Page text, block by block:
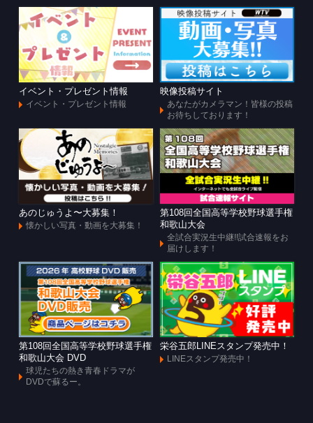
イベント・プレゼント情報
イベント・プレゼント情報
映像投稿サイト
あなたがカメラマン！皆様の投稿
お待ちしております！
あのじゅうよ〜大募集！
懐かしい写真・動画を大募集！
第108回全国高等学校野球選手権
和歌山大会
全試合実況生中継!!試合速報をお
届けします！
第108回全国高等学校野球選手権
和歌山大会 DVD
球児たちの熱き青春ドラマが
DVDで蘇るー。
栄谷五郎LINEスタンプ発売中！
LINEスタンプ発売中！